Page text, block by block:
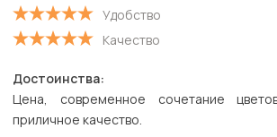
Удобство
Качество
Достоинства:
Цена, современное сочетание
приличное качество.